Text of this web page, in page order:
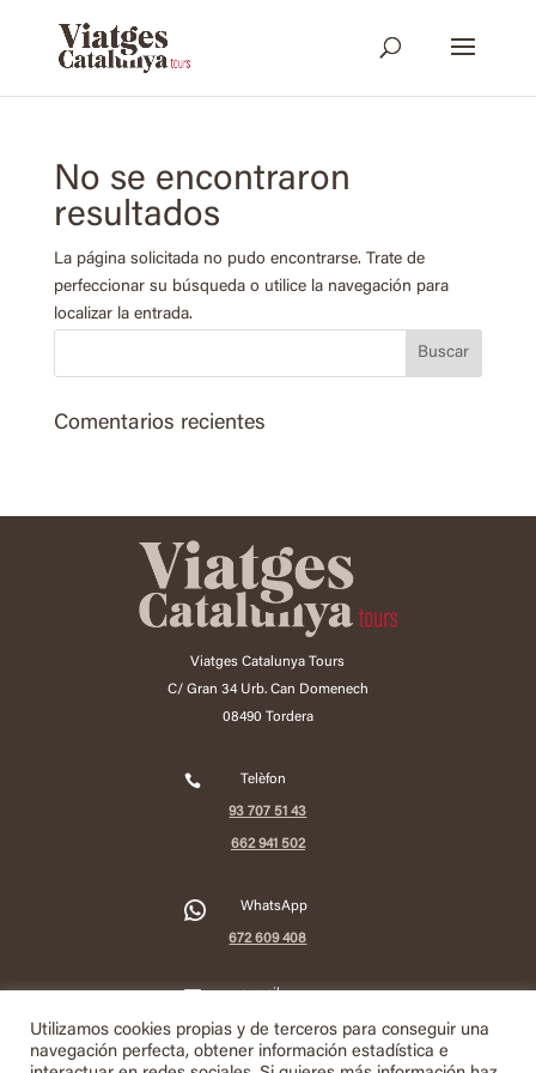
No se encontraron
resultados
La página solicitada no pudo encontrarse. Trate de
perfeccionar su búsqueda o utilice la navegación para
localizar la entrada.
Comentarios recientes
Viatges Catalunya Tours
C/ Gran 34 Urb. Can Domenech
08490 Tordera
 Telèfon
93 707 51 43
662 941 502
2 WhatsApp
672 609 408
 e-mail
info@viatgescatalunyatours.com
Utilizamos cookies propias y de terceros para conseguir una
navegación perfecta, obtener información estadística e